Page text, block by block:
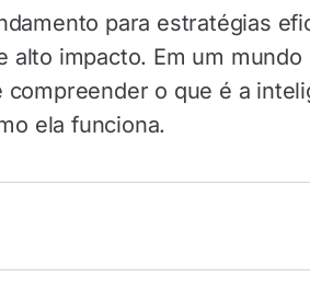
para estratégias
alto impacto. Em um mundo
o que é a
ela funciona.